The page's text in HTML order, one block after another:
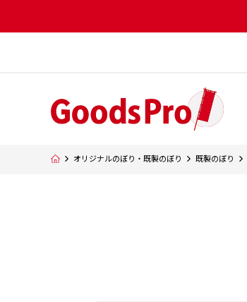
オリジナルのぼり・既製のぼり 既製のぼり